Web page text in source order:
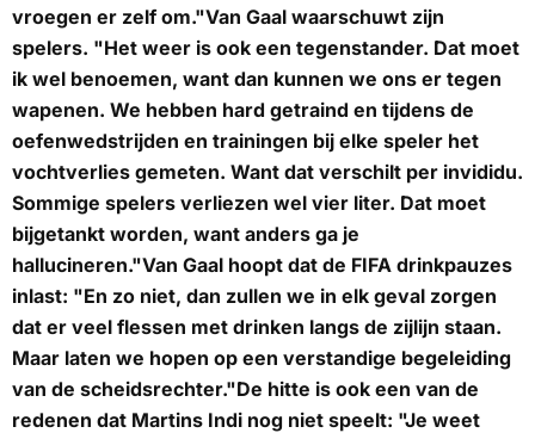
vroegen er zelf om."Van Gaal waarschuwt zijn
spelers. "Het weer is ook een tegenstander. Dat moet
ik wel benoemen, want dan kunnen we ons er tegen
wapenen. We hebben hard getraind en tijdens de
oefenwedstrijden en trainingen bij elke speler het
vochtverlies gemeten. Want dat verschilt per invididu.
Sommige spelers verliezen wel vier liter. Dat moet
bijgetankt worden, want anders ga je
hallucineren."Van Gaal hoopt dat de FIFA drinkpauzes
inlast: "En zo niet, dan zullen we in elk geval zorgen
dat er veel flessen met drinken langs de zijlijn staan.
Maar laten we hopen op een verstandige begeleiding
van de scheidsrechter."De hitte is ook een van de
redenen dat Martins Indi nog niet speelt: "Je weet